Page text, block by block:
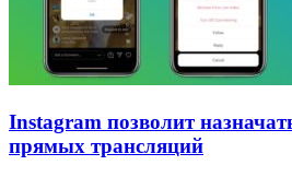
Instagram позволит
прямых трансляций